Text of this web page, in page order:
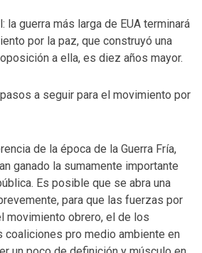
la guerra más larga de EUA terminará
por la paz, que construyó una
a ella, es diez años mayor.
a seguir para el movimiento por
de la época de la Guerra Fría,
ganado la sumamente importante
Es posible que se abra una
para que las fuerzas por
movimiento obrero, el de los
pro medio ambiente en